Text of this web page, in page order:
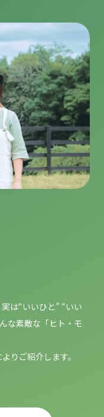
は“いいひと” “いい
な素敵な「ヒト・モ
りご紹介します。